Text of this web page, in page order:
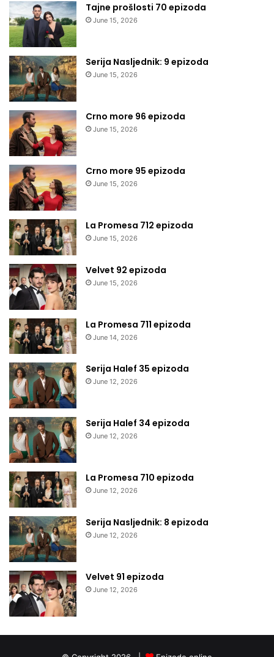
Tajne prošlosti 70 epizoda
June 15, 2026
Serija Nasljednik: 9 epizoda
June 15, 2026
Crno more 96 epizoda
June 15, 2026
Crno more 95 epizoda
June 15, 2026
La Promesa 712 epizoda
June 15, 2026
Velvet 92 epizoda
June 15, 2026
La Promesa 711 epizoda
June 14, 2026
Serija Halef 35 epizoda
June 12, 2026
Serija Halef 34 epizoda
June 12, 2026
La Promesa 710 epizoda
June 12, 2026
Serija Nasljednik: 8 epizoda
June 12, 2026
Velvet 91 epizoda
June 12, 2026